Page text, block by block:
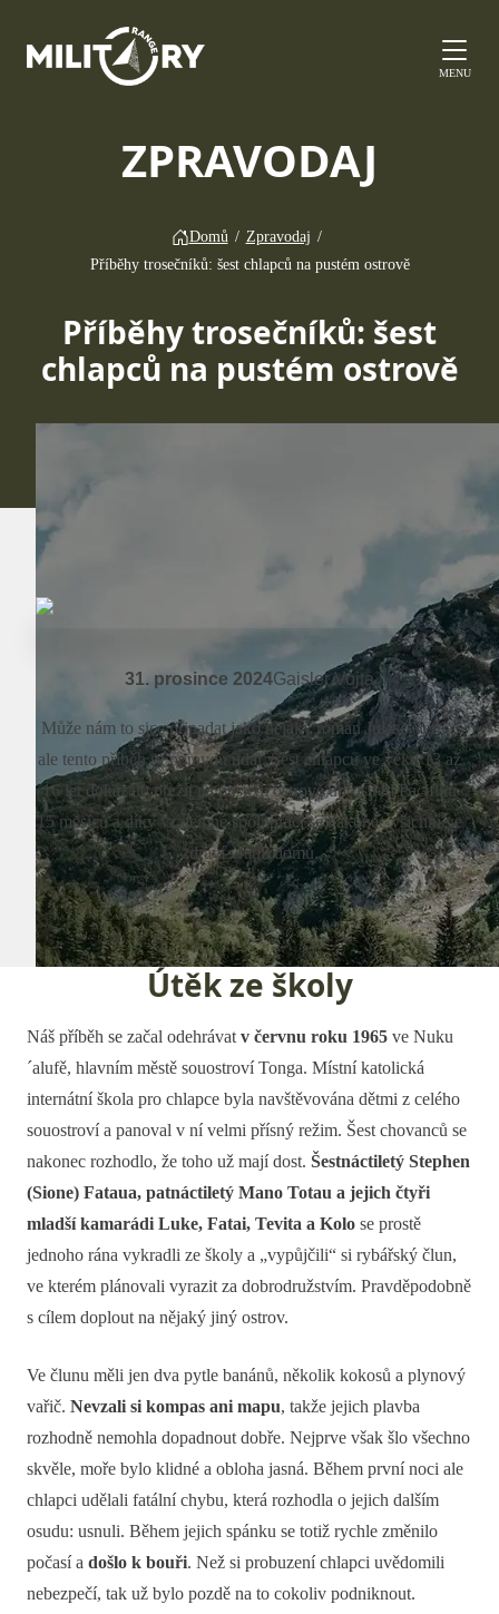
MENU
ZPRAVODAJ
Domů / Zpravodaj /
Příběhy trosečníků: šest chlapců na pustém ostrově
Příběhy trosečníků: šest
chlapců na pustém ostrově
31. prosince 2024Gaisler Vojta
Může nám to sice připadat jako nějaký román Julese Verna,
ale tento příběh se opravdu udál. Šest chlapců ve věku 13 až
16 let dokázalo přežít na pustém ostrově uprostřed Pacifiku
15 měsíců a díky vzájemné spolupráci se nakonec všichni ve
zdraví vrátili domů.
Útěk ze školy
Náš příběh se začal odehrávat v červnu roku 1965 ve Nuku
´alufě, hlavním městě souostroví Tonga. Místní katolická
internátní škola pro chlapce byla navštěvována dětmi z celého
souostroví a panoval v ní velmi přísný režim. Šest chovanců se
nakonec rozhodlo, že toho už mají dost. Šestnáctiletý Stephen
(Sione) Fataua, patnáctiletý Mano Totau a jejich čtyři
mladší kamarádi Luke, Fatai, Tevita a Kolo se prostě
jednoho rána vykradli ze školy a „vypůjčili“ si rybářský člun,
ve kterém plánovali vyrazit za dobrodružstvím. Pravděpodobně
s cílem doplout na nějaký jiný ostrov.
Ve člunu měli jen dva pytle banánů, několik kokosů a plynový
vařič. Nevzali si kompas ani mapu, takže jejich plavba
rozhodně nemohla dopadnout dobře. Nejprve však šlo všechno
skvěle, moře bylo klidné a obloha jasná. Během první noci ale
chlapci udělali fatální chybu, která rozhodla o jejich dalším
osudu: usnuli. Během jejich spánku se totiž rychle změnilo
počasí a došlo k bouři. Než si probuzení chlapci uvědomili
nebezpečí, tak už bylo pozdě na to cokoliv podniknout.